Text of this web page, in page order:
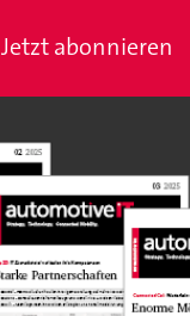
Jetzt abonnieren